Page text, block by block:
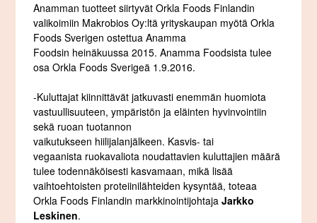
Anamman tuotteet siirtyvät Orkla Foods Finlandin
valikoimiin Makrobios Oy:ltä yrityskaupan myötä Orkla
Foods Sverigen ostettua Anamma
Foodsin heinäkuussa 2015. Anamma Foodsista tulee
osa Orkla Foods Sverigeä 1.9.2016.
-Kuluttajat kiinnittävät jatkuvasti enemmän huomiota
vastuullisuuteen, ympäristön ja eläinten hyvinvointiin
sekä ruoan tuotannon
vaikutukseen hiilijalanjälkeen. Kasvis- tai
vegaanista ruokavaliota noudattavien kuluttajien määrä
tulee todennäköisesti kasvamaan, mikä lisää
vaihtoehtoisten proteiinilähteiden kysyntää, toteaa
Orkla Foods Finlandin markkinointijohtajaJarkko
Leskinen.